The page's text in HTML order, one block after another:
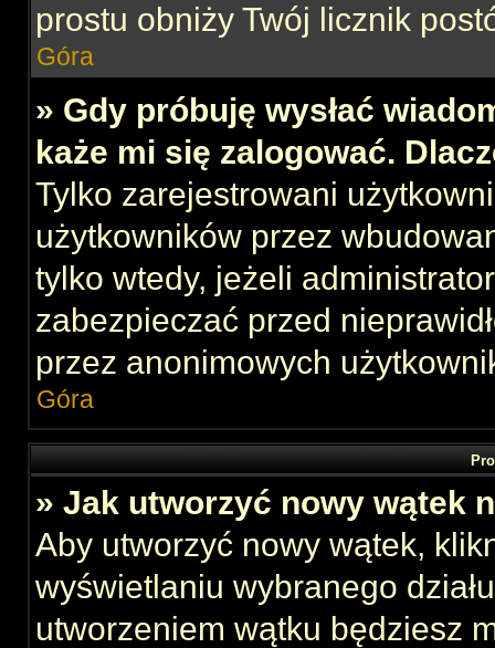
prostu obniży Twój licznik
Góra
» Gdy próbuję wysłać
każe mi się zalogować.
Tylko zarejestrowani
użytkowników przez
tylko wtedy, jeżeli
zabezpieczać przed
przez anonimowych
Góra
» Jak utworzyć nowy wątek
Aby utworzyć nowy wątek,
wyświetlaniu wybranego
utworzeniem wątku będziesz